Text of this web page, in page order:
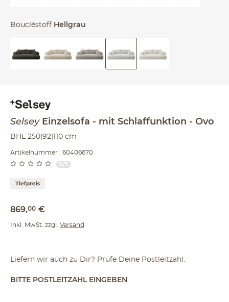
Selsey Einzelsofa mit Schlaffunktion Ovo
BHL 250|92|110 cm
Artikelnummer : 60406670
0/5
869,00 €
Inkl. MwSt. zzgl. Versand
Boucléstoff Hellgrau
Liefern wir auch zu Dir? Prüfe Deine Postleitzahl.
BITTE POSTLEITZAHL EINGEBEN